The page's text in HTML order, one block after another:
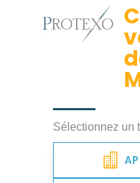
Sélectionnez un